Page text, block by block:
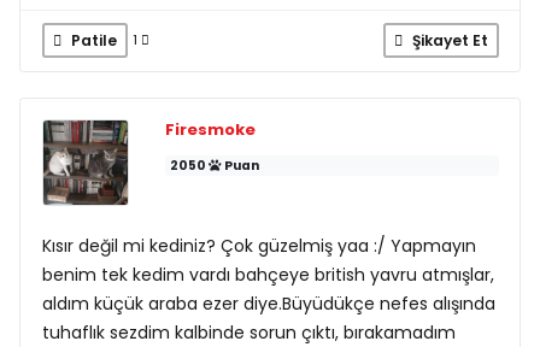
Patile 1 Şikayet Et
Firesmoke
2050 Puan
Kısır değil mi kediniz? Çok güzelmiş yaa :/ Yapmayın
benim tek kedim vardı bahçeye british yavru atmışlar,
aldım küçük araba ezer diye.Büyüdükçe nefes alışında
tuhaflık sezdim kalbinde sorun çıktı, bırakamadım